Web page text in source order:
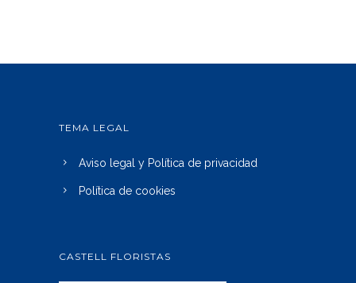
TEMA LEGAL
Aviso legal y Política de privacidad
Política de cookies
CASTELL FLORISTAS